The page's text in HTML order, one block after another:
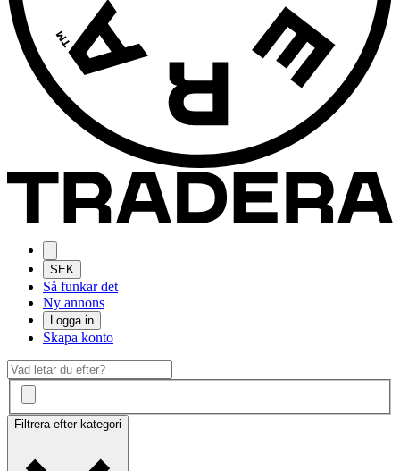
SEK
Så funkar det
Ny annons
Logga in
Skapa konto
Filtrera efter kategori